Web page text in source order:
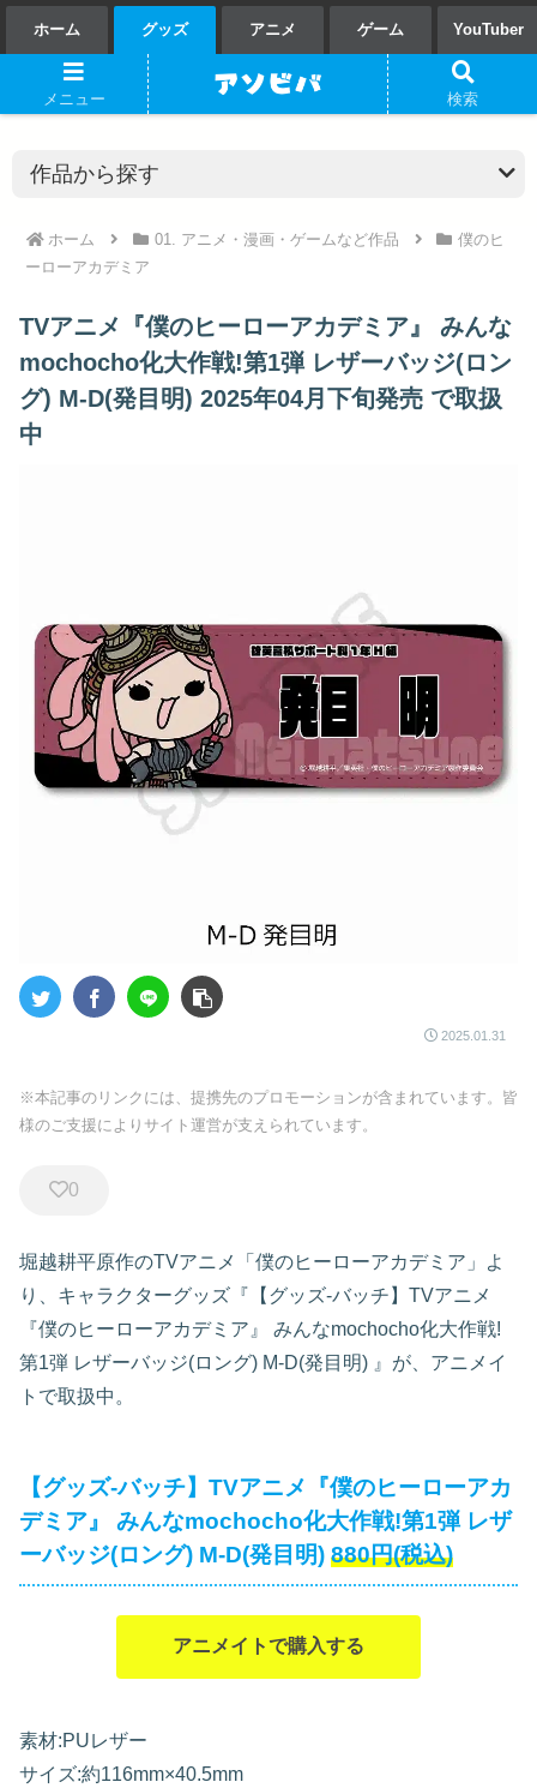
ホーム グッズ アニメ ゲーム YouTuber
ホーム 01. アニメ・漫画・ゲームなど作品
僕のヒ
ーローアカデミア
TVアニメ『僕のヒーローアカデミア』 みんな
mochocho化大作戦!第1弾 レザーバッジ(ロン
グ) M-D(発目明) 2025年04月下旬発売 で取扱
中
2025.01.31
※本記事のリンクには、提携先のプロモーションが含まれています。皆
様のご支援によりサイト運営が支えられています。
0
堀越耕平原作のTVアニメ「僕のヒーローアカデミア」よ
り、キャラクターグッズ『【グッズ-バッチ】TVアニメ
『僕のヒーローアカデミア』 みんなmochocho化大作戦!
第1弾 レザーバッジ(ロング) M-D(発目明) 』が、アニメイ
トで取扱中。
【グッズ-バッチ】TVアニメ『僕のヒーローアカ
デミア』 みんなmochocho化大作戦!第1弾 レザ
ーバッジ(ロング) M-D(発目明) 880円(税込)
アニメイトで購入する
素材:PUレザー
サイズ:約116mm×40.5mm
メニュー 検索